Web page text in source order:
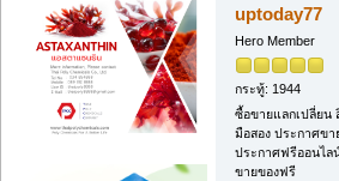
uptoday77
Hero Member
กระทู้: 1944
ซื้อขายแลกเปลี่ยน
มือสอง ประกาศขา
ประกาศฟรีออนไล
ขายของฟรี